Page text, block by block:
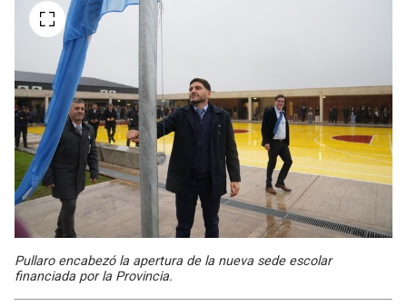
Pullaro encabezó la apertura de la nueva sede escolar
financiada por la Provincia.